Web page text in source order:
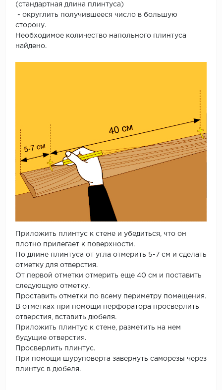
(стандартная длина плинтуса)
- округлить получившееся число в большую
сторону.
Необходимое количество напольного плинтуса
найдено.
Приложить плинтус к стене и убедиться, что он
плотно прилегает к поверхности.
По длине плинтуса от угла отмерить 5-7 см и сделать
отметку для отверстия.
От первой отметки отмерить еще 40 см и поставить
следующую отметку.
Проставить отметки по всему периметру помещения.
В отметках при помощи перфоратора просверлить
отверстия, вставить дюбеля.
Приложить плинтус к стене, разметить на нем
будущие отверстия.
Просверлить плинтус.
При помощи шуруповерта завернуть саморезы через
плинтус в дюбеля.